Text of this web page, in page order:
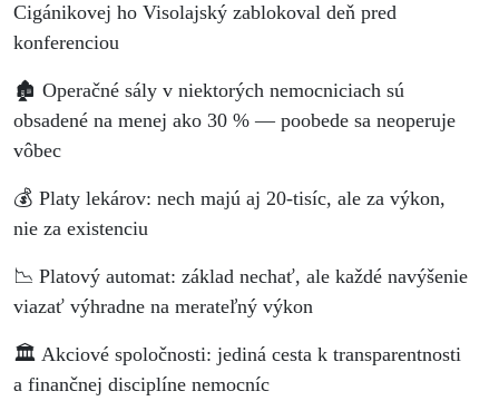
Cigánikovej ho Visolajský zablokoval deň pred
konferenciou
🏚️ Operačné sály v niektorých nemocniciach sú
obsadené na menej ako 30 % — poobede sa neoperuje
vôbec
💰 Platy lekárov: nech majú aj 20-tisíc, ale za výkon,
nie za existenciu
📉 Platový automat: základ nechať, ale každé navýšenie
viazať výhradne na merateľný výkon
🏛️ Akciové spoločnosti: jediná cesta k transparentnosti
a finančnej disciplíne nemocníc